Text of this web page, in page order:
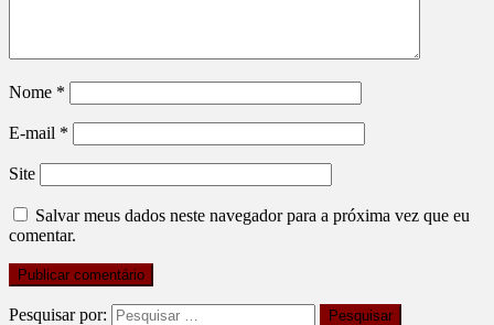
Nome *
E-mail *
Site
Salvar meus dados neste navegador para a próxima vez que eu
comentar.
Pesquisar por: